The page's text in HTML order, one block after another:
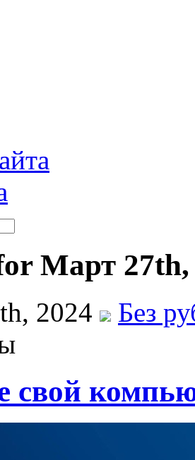
Март 27th,
2024
Без
свой